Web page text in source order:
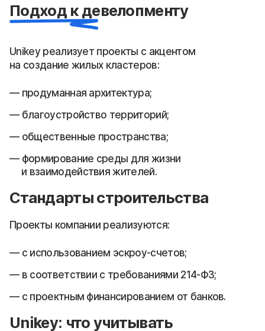
Подход к девелопменту
Unikey реализует проекты с акцентом
на создание жилых кластеров:
продуманная архитектура;
благоустройство территорий;
общественные пространства;
формирование среды для жизни
и взаимодействия жителей.
Стандарты строительства
Проекты компании реализуются:
с использованием эскроу-счетов;
в соответствии с требованиями 214-ФЗ;
с проектным финансированием от банков.
Unikey: что учитывать